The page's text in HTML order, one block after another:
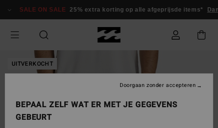
naar
SALE ON SALE 25% extra korting op alle afgeprijsde items*
UITVERKOCHT
BEPAAL ZELF WAT ER MET JE GEGEVENS
GEBEURT
Doorgaan zonder accepteren